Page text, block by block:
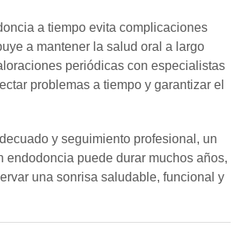
a tiempo evita complicaciones
a mantener la salud oral a largo
periódicas con especialistas
problemas a tiempo y garantizar el
y seguimiento profesional, un
endodoncia puede durar muchos años,
una sonrisa saludable, funcional y